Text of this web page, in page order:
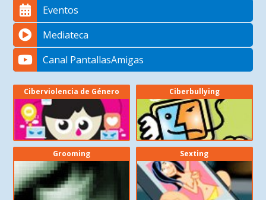
Eventos
Mediateca
Canal PantallasAmigas
Ciberviolencia de Género Ciberbullying
Grooming Sexting